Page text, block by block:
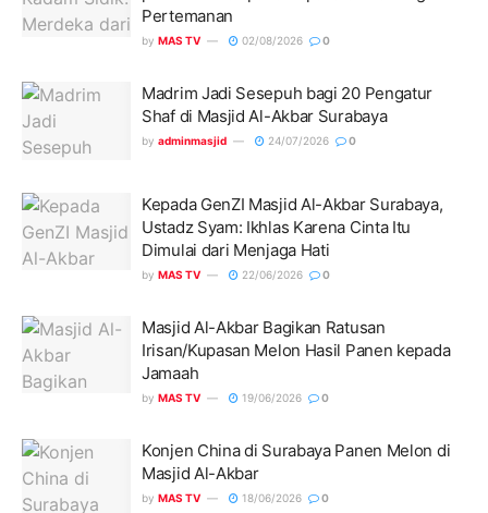
Pertemanan
by MAS TV 02/08/2026 0
Madrim Jadi Sesepuh bagi 20 Pengatur
Shaf di Masjid Al-Akbar Surabaya
by adminmasjid 24/07/2026 0
Kepada GenZI Masjid Al-Akbar Surabaya,
Ustadz Syam: Ikhlas Karena Cinta Itu
Dimulai dari Menjaga Hati
by MAS TV 22/06/2026 0
Masjid Al-Akbar Bagikan Ratusan
Irisan/Kupasan Melon Hasil Panen kepada
Jamaah
by MAS TV 19/06/2026 0
Konjen China di Surabaya Panen Melon di
Masjid Al-Akbar
by MAS TV 18/06/2026 0